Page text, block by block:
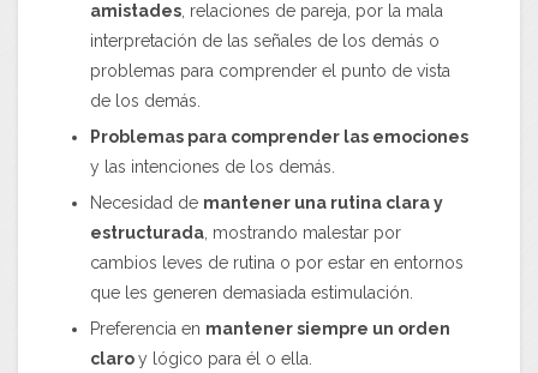
amistades, relaciones de pareja, por la mala
interpretación de las señales de los demás o
problemas para comprender el punto de vista
de los demás.
Problemas para comprender las emociones
y las intenciones de los demás.
Necesidad de mantener una rutina clara y
estructurada, mostrando malestar por
cambios leves de rutina o por estar en entornos
que les generen demasiada estimulación.
Preferencia en mantener siempre un orden
claroy lógico para él o ella.